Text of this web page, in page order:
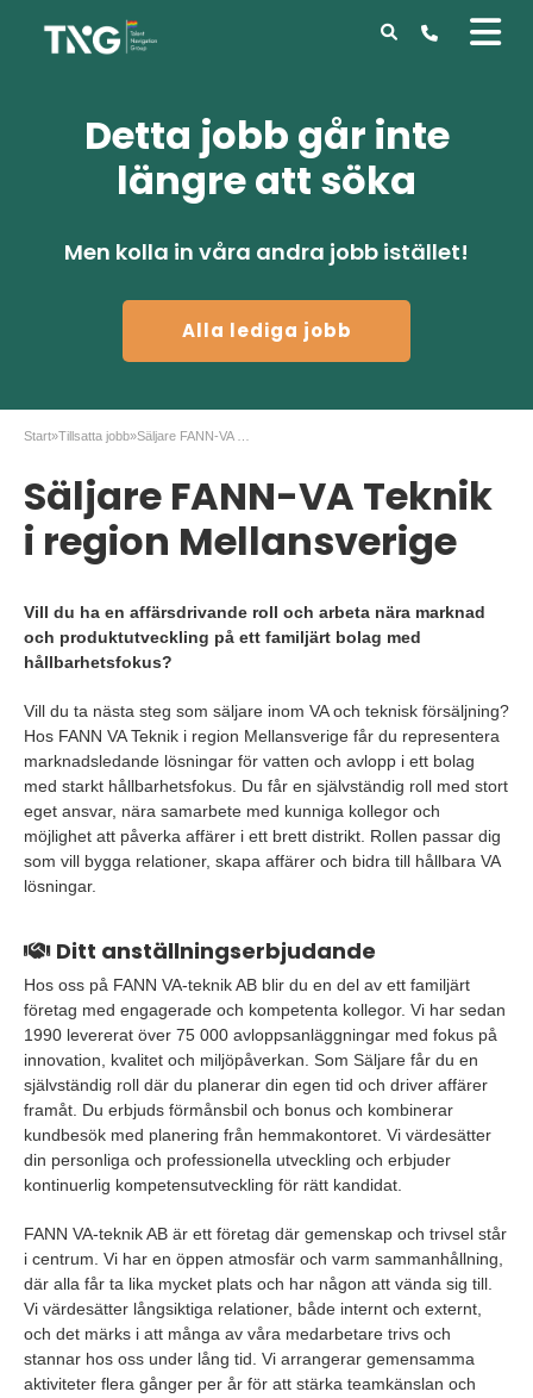
Detta jobb går inte
längre att söka
Men kolla in våra andra jobb istället!
Alla lediga jobb
Start»Tillsatta jobb»
Säljare FANN-VA Teknik
i region Mellansverige
Vill du ha en affärsdrivande roll och arbeta nära marknad
och produktutveckling på ett familjärt bolag med
hållbarhetsfokus?
Vill du ta nästa steg som säljare inom VA och teknisk försäljning?
Hos FANN VA Teknik i region Mellansverige får du representera
marknadsledande lösningar för vatten och avlopp i ett bolag
med starkt hållbarhetsfokus. Du får en självständig roll med stort
eget ansvar, nära samarbete med kunniga kollegor och
möjlighet att påverka affärer i ett brett distrikt. Rollen passar dig
som vill bygga relationer, skapa affärer och bidra till hållbara VA
lösningar.
Ditt anställningserbjudande
Hos oss på FANN VA-teknik AB blir du en del av ett familjärt
företag med engagerade och kompetenta kollegor. Vi har sedan
1990 levererat över 75 000 avloppsanläggningar med fokus på
innovation, kvalitet och miljöpåverkan. Som Säljare får du en
självständig roll där du planerar din egen tid och driver affärer
framåt. Du erbjuds förmånsbil och bonus och kombinerar
kundbesök med planering från hemmakontoret. Vi värdesätter
din personliga och professionella utveckling och erbjuder
kontinuerlig kompetensutveckling för rätt kandidat.
FANN VA-teknik AB är ett företag där gemenskap och trivsel står
i centrum. Vi har en öppen atmosfär och varm sammanhållning,
där alla får ta lika mycket plats och har någon att vända sig till.
Vi värdesätter långsiktiga relationer, både internt och externt,
och det märks i att många av våra medarbetare trivs och
stannar hos oss under lång tid. Vi arrangerar gemensamma
aktiviteter flera gånger per år för att stärka teamkänslan och